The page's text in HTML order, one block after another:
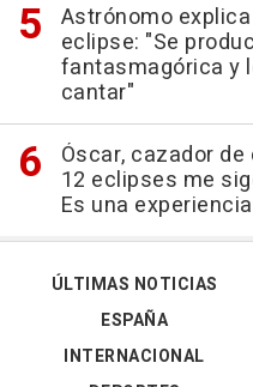
Astrónomo
eclipse: "Se
fantasmagórica y
cantar"
Óscar, cazador
12 eclipses me
Es una
ÚLTIMAS NOTICIAS
ESPAÑA
INTERNACIONAL